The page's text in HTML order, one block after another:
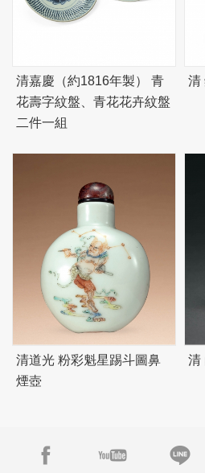
清嘉慶（約1816年製） 青
花壽字紋盤、青花花卉紋盤
二件一組
清
清道光 粉彩魁星踢斗圖鼻
煙壺
清